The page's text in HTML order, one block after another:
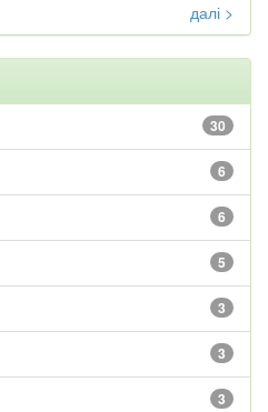
далі >
30
6
6
5
3
3
3